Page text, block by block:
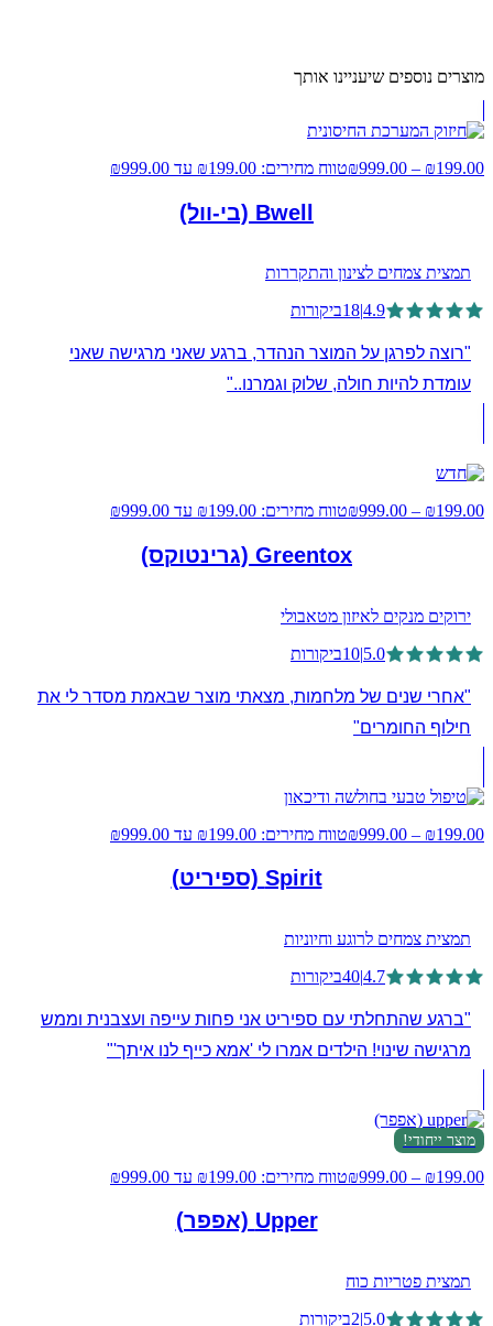
מוצרים נוספים שיעניינו אותך
₪199.00
–
₪999.00 טווח מחירים: ⁦₪199.00⁩ עד ⁦₪999.00⁩
Bwell (בי-וול)
תמצית צמחים לצינון והתקררות
4.9
18ביקורות
"רוצה לפרגן על המוצר הנהדר, ברגע שאני מרגישה שאני
עומדת להיות חולה, שלוק וגמרנו.."
₪199.00
–
₪999.00 טווח מחירים: ⁦₪199.00⁩ עד ⁦₪999.00⁩
Greentox (גרינטוקס)
ירוקים מנקים לאיזון מטאבולי
5.0
|
10ביקורות
"אחרי שנים של מלחמות, מצאתי מוצר שבאמת מסדר לי את
חילוף החומרים"
₪199.00
–
₪999.00 טווח מחירים: ⁦₪199.00⁩ עד ⁦₪999.00⁩
Spirit (ספיריט)
תמצית צמחים לרוגע וחיוניות
4.7
|
40ביקורות
"ברגע שהתחלתי עם ספיריט אני פחות עייפה ועצבנית וממש
מרגישה שינוי! הילדים אמרו לי 'אמא כייף לנו איתך'"
מוצר ייחודי!
₪199.00
–
₪999.00 טווח מחירים: ⁦₪199.00⁩ עד ⁦₪999.00⁩
Upper (אפפר)
תמצית פטריות כוח
5.0
|
2ביקורות